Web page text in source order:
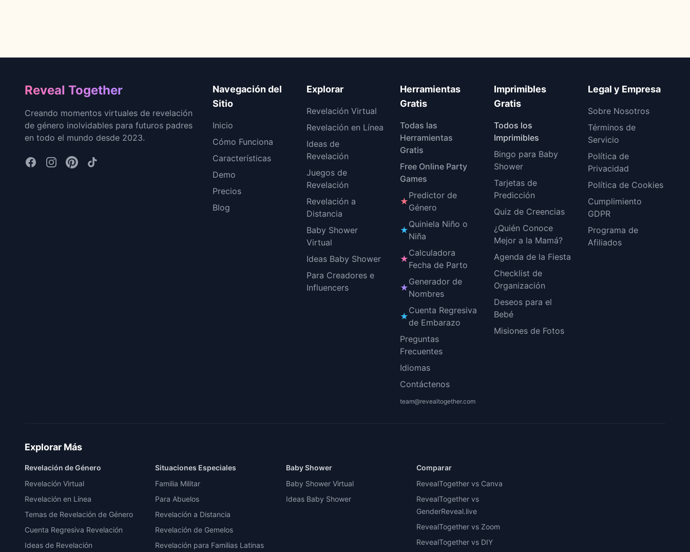
Reveal Together
Creando momentos virtuales de revelación
de género inolvidables para futuros padres
en todo el mundo desde 2023.
Navegación del
Sitio
Inicio
Cómo Funciona
Características
Demo
Precios
Blog
Explorar
Revelación Virtual
Revelación en Línea
Ideas de
Revelación
Juegos de
Revelación
Revelación a
Distancia
Baby Shower
Virtual
Ideas Baby Shower
Para Creadores e
Influencers
Herramientas
Gratis
Todas las
Herramientas
Gratis
Free Online Party
Games
★
Predictor de
Género
★
Quiniela Niño o
Niña
★
Calculadora
Fecha de Parto
★
Generador de
Nombres
★
Cuenta Regresiva
de Embarazo
Preguntas
Frecuentes
Idiomas
Contáctenos
team@revealtogether.com
Imprimibles
Gratis
Todos los
Imprimibles
Bingo para Baby
Shower
Tarjetas de
Predicción
Quiz de Creencias
¿Quién Conoce
Mejor a la Mamá?
Agenda de la Fiesta
Checklist de
Organización
Deseos para el
Bebé
Misiones de Fotos
Legal y Empresa
Sobre Nosotros
Términos de
Servicio
Política de
Privacidad
Política de Cookies
Cumplimiento
GDPR
Programa de
Afiliados
Explorar Más
Revelación de Género
Revelación Virtual
Revelación en Línea
Temas de Revelación de Género
Cuenta Regresiva Revelación
Ideas de Revelación
Situaciones Especiales
Familia Militar
Para Abuelos
Revelación a Distancia
Revelación de Gemelos
Revelación para Familias Latinas
Baby Shower
Baby Shower Virtual
Ideas Baby Shower
Comparar
RevealTogether vs Canva
RevealTogether vs
GenderReveal.live
RevealTogether vs Zoom
RevealTogether vs DIY